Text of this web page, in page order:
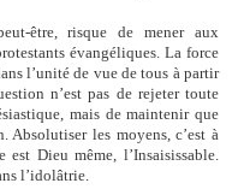
être, risque de mener aux
évangéliques. La force
l’unité de vue de tous à partir
n’est pas de rejeter toute
mais de maintenir que
les moyens, c’est à
Dieu même, l’Insaisissable.
l’idolâtrie.